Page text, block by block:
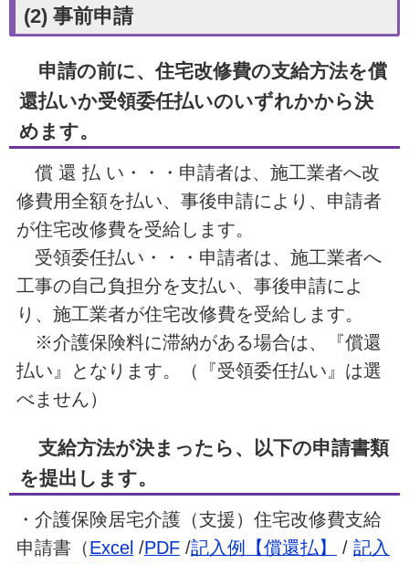
(2) 事前申請
申請の前に、住宅改修費の支給方法を償
還払いか受領委任払いのいずれかから決
めます。
償 還 払 い ・・・申請者は、施工業者へ改
修費用全額を払い、事後申請により、申請者
が住宅改修費を受給します。
受領委任払い ・・・申請者は、施工業者へ
工事の自己負担分を支払い、事後申請によ
り、施工業者が住宅改修費を受給します。
※介護保険料に滞納がある場合は、『償還
払い』となります。（『受領委任払い』は選
べません）
支給方法が決まったら、以下の申請書類
を提出します。
・介護保険居宅介護（支援）住宅改修費支給
申請書（Excel /PDF/記入例【償還払】 / 記入